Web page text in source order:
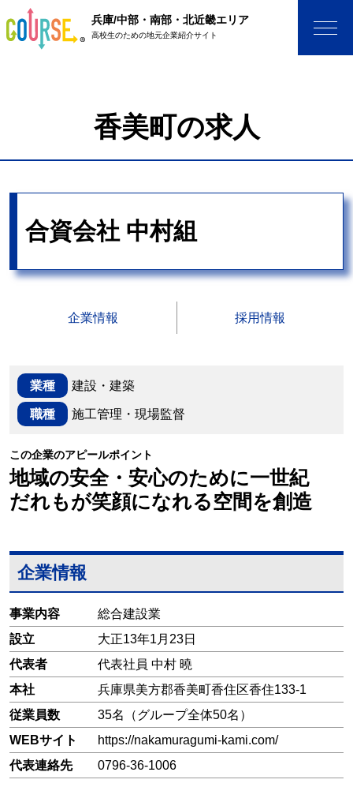
兵庫/中部・南部・北近畿エリア
高校生のための地元企業紹介サイト
香美町の求人
合資会社 中村組
企業情報 採用情報
業種 建設・建築
職種 施工管理・現場監督
この企業のアピールポイント
地域の安全・安心のために一世紀
だれもが笑顔になれる空間を創造
企業情報
事業内容
総合建設業
設立
大正13年1月23日
代表者
代表社員 中村 曉
本社
兵庫県美方郡香美町香住区香住133-1
従業員数
35名（グループ全体50名）
WEBサイト
https://nakamuragumi-kami.com/
代表連絡先
0796-36-1006